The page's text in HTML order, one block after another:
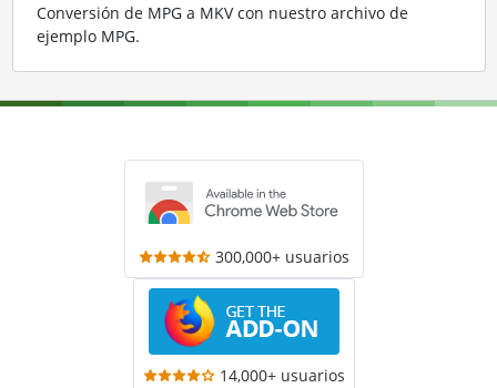
Conversión de MPG a MKV con nuestro archivo de
ejemplo MPG.
300,000+ usuarios
14,000+ usuarios